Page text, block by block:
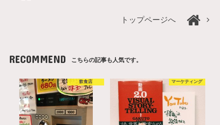
トップページへ
RECOMMEND こちらの記事も人気です。
飲食店 マーケティング